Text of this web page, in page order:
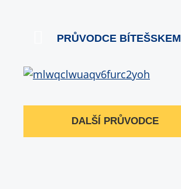
PRŮVODCE BÍTEŠSKEM
DALŠÍ PRŮVODCE